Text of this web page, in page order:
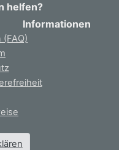
helfen?
Informationen